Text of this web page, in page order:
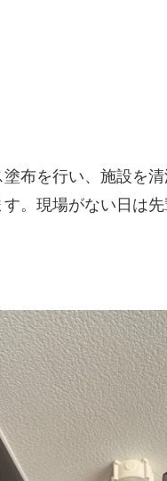
布を行い、施設を
。現場がない日は